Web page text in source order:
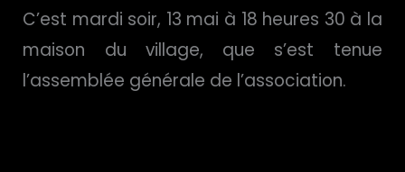
C’est mardi soir, 13 mai à 18 heures 30 à la
maison du village, que s’est tenue
l’assemblée générale de l’association.